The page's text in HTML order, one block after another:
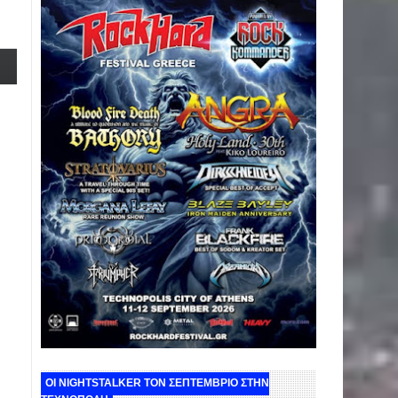
ΟΙ NIGHTSTALKER ΤΟΝ ΣΕΠΤΕΜΒΡΙΟ ΣΤΗΝ